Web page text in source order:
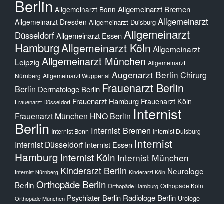
Berlin Allgemeinarzt Bonn Allgemeinarzt Bremen
Allgemeinarzt Dresden Allgemeinarzt Duisburg Allgemeinarzt
DüsseldorfAllgemeinarzt Essen Allgemeinarzt
HamburgAllgemeinarzt Köln Allgemeinarzt
Leipzig Allgemeinarzt München Allgemeinarzt
Nürnberg Allgemeinarzt Wuppertal Augenarzt Berlin Chirurg
Berlin Dermatologe Berlin Frauenarzt Berlin
Frauenarzt Düsseldorf Frauenarzt Hamburg Frauenarzt Köln
Frauenarzt München HNO Berlin Internist
Berlin Internist Bonn Internist Bremen Internist Duisburg
Internist Düsseldorf Internist Essen Internist
Hamburg Internist Köln Internist München
Internist Nürnberg Kinderarzt Berlin Kinderarzt Köln Neurologe
Berlin Orthopäde Berlin Orthopäde Hamburg Orthopäde Köln
Orthopäde München Psychiater Berlin Radiologe Berlin Urologe